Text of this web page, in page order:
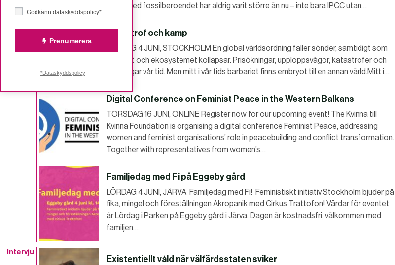
bryta med fossilberoendet har aldrig varit större än nu – inte bara IPCC utan…
Katastrof och kamp
LÖRDAG 4 JUNI, STOCKHOLM En global världsordning faller sönder, samtidigt som
klimatet och ekosystemet kollapsar. Prisökningar, upploppsvågor, katastrofer och
krig färgar vår tid. Men mitt i vår tids barbariet finns embryot till en annan värld.Mitt i…
Digital Conference on Feminist Peace in the Western Balkans
TORSDAG 16 JUNI, ONLINE Register now for our upcoming event! The Kvinna till
Kvinna Foundation is organising a digital conference Feminist Peace, addressing
women and feminist organisations’ role in peacebuilding and conflict transformation.
Together with representatives from women’s…
Familjedag med Fi på Eggeby gård
LÖRDAG 4 JUNI, JÄRVA Familjedag med Fi! Feministiskt initiativ Stockholm bjuder på
fika, mingel och föreställningen Akropanik med Cirkus Trattofon! Värdar för eventet
är Lördag i Parken på Eggeby gård i Järva. Dagen är kostnadsfri, välkommen med
familjen…
Intervju
Existentiellt våld när välfärdsstaten sviker
Godkänn dataskyddspolicy*
Prenumerera
*Dataskyddspolicy